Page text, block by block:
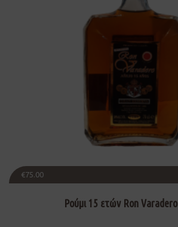
€75.00
Ρούμι 15 ετών Ron Varadero